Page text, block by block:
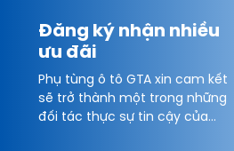
Đăng ký nhận nhiều
ưu đãi
Phụ tùng ô tô GTA xin cam kết
sẽ trở thành một trong những
đối tác thực sự tin cậy của